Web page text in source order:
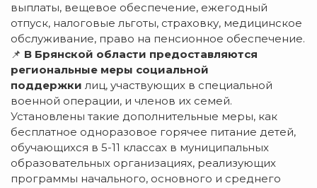
выплаты, вещевое обеспечение, ежегодный
отпуск, налоговые льготы, страховку, медицинское
обслуживание, право на пенсионное обеспечение.
📌 В Брянской области предоставляются
региональные меры социальной
поддержки лиц, участвующих в специальной
военной операции, и членов их семей.
Установлены такие дополнительные меры, как
бесплатное одноразовое горячее питание детей,
обучающихся в 5-11 классах в муниципальных
образовательных организациях, реализующих
программы начального, основного и среднего